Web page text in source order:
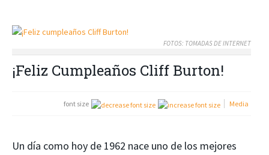
FOTOS: TOMADAS DE INTERNET
¡Feliz Cumpleaños Cliff Burton!
font size Media
Un día como hoy de 1962 nace uno de los mejores